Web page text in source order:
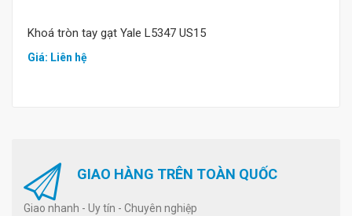
Khoá tròn tay gạt Yale L5347 US15
Giá: Liên hệ
GIAO HÀNG TRÊN TOÀN QUỐC
Giao nhanh - Uy tín - Chuyên nghiệp